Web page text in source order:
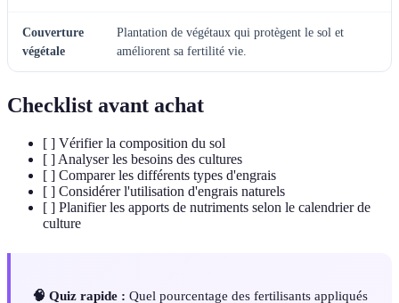
Couverture
végétale
Plantation de végétaux qui protègent le sol et
améliorent sa fertilité vie.
Checklist avant achat
[ ] Vérifier la composition du sol
[ ] Analyser les besoins des cultures
[ ] Comparer les différents types d'engrais
[ ] Considérer l'utilisation d'engrais naturels
[ ] Planifier les apports de nutriments selon le calendrier de
culture
🧠 Quiz rapide : Quel pourcentage des fertilisants appliqués